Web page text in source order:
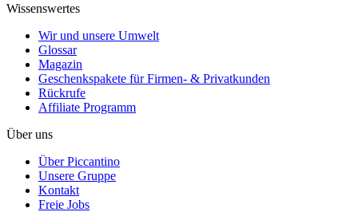
Wissenswertes
Wir und unsere Umwelt
Glossar
Magazin
Geschenkspakete für Firmen- & Privatkunden
Rückrufe
Affiliate Programm
Über uns
Über Piccantino
Unsere Gruppe
Kontakt
Freie Jobs